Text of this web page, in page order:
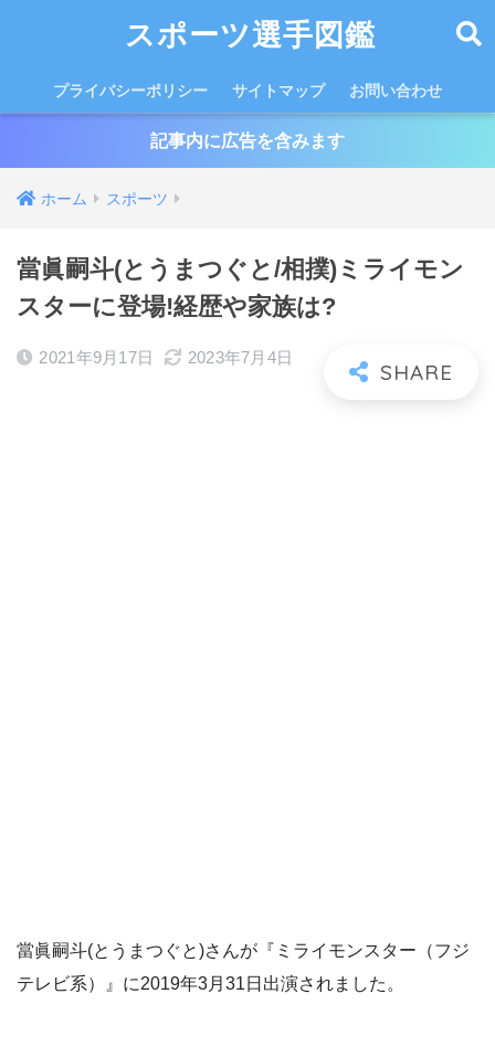
スポーツ選手図鑑
プライバシーポリシー サイトマップ お問い合わせ
記事内に広告を含みます
ホーム スポーツ
當眞嗣斗(とうまつぐと/相撲)ミライモン
スターに登場!経歴や家族は?
2021年9月17日 2023年7月4日
當眞嗣斗(とうまつぐと)さんが『ミライモンスター（フジ
テレビ系）』に2019年3月31日出演されました。